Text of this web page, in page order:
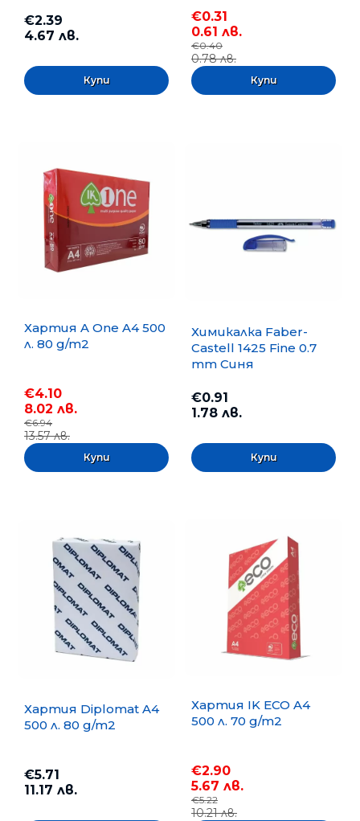
€2.39
4.67 лв.
€0.31
0.61 лв.
€0.40
0.78 лв.
Хартия A One A4 500
л. 80 g/m2
€4.10
8.02 лв.
€6.94
13.57 лв.
Химикалка Faber-
Castell 1425 Fine 0.7
mm Синя
€0.91
1.78 лв.
Хартия Diplomat A4
500 л. 80 g/m2
€5.71
11.17 лв.
Хартия IK ECO A4
500 л. 70 g/m2
€2.90
5.67 лв.
€5.22
10.21 лв.